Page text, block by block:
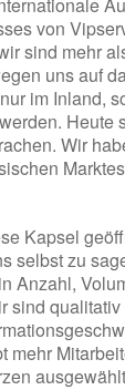
von
sind mehr
uns auf
im Inland,
Heute
Wir
Kapsel
selbst zu
Anzahl,
sind
mehr